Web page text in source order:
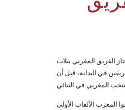
الفريق المغربي بثلاث
في البداية، قبل أن
المغرب الألقاب الأولى